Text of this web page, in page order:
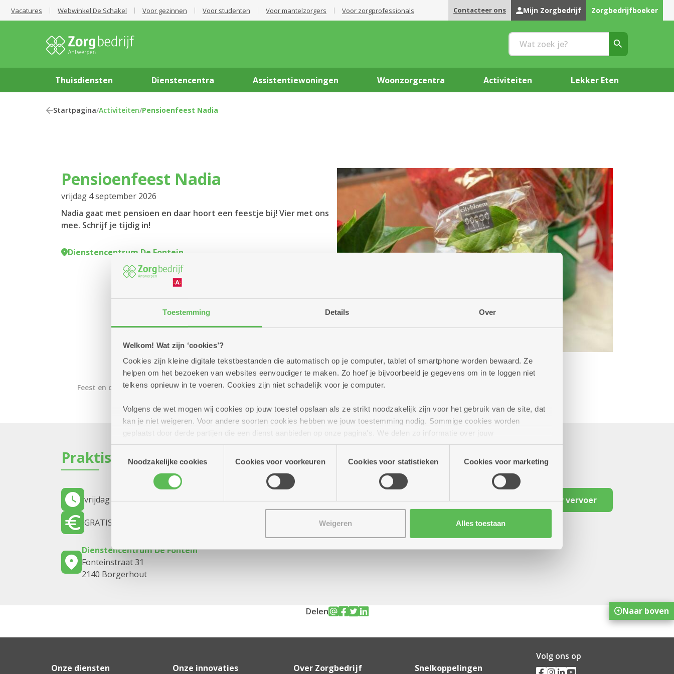
Toestemming Details Over
Welkom! Wat zijn ‘cookies’?
Cookies zijn kleine digitale tekstbestanden die automatisch op je computer, tablet of smartphone worden bewaard. Ze
helpen om het bezoeken van websites eenvoudiger te maken. Zo hoef je bijvoorbeeld je gegevens om in te loggen niet
telkens opnieuw in te voeren. Cookies zijn niet schadelijk voor je computer.
Volgens de wet mogen wij cookies op jouw toestel opslaan als ze strikt noodzakelijk zijn voor het gebruik van de site, dat
kan je niet weigeren. Voor andere soorten cookies hebben we jouw toestemming nodig. Sommige cookies worden
geplaatst door derde partijen die een dienst aanbieden op onze pagina's. We delen zo informatie over jouw
(geanonimiseerd) gebruik van onze site voor social media, advertenties en analyse. Deze partners kunnen deze gegevens
combineren met andere informatie die je aan hen verstrekte.
Noodzakelijke cookies
Cookies voor voorkeuren Cookies voor statistieken Cookies voor marketing
Weigeren Alles toestaan
Vacatures Webwinkel De Schakel Voor gezinnen Voor studenten Voor mantelzorgers Voor zorgprofessionals Contacteer ons Mijn Zorgbedrijf Zorgbedrijfboeker
Thuisdiensten Dienstencentra Assistentiewoningen Woonzorgcentra Activiteiten Lekker Eten
Startpagina/Activiteiten/Pensioenfeest Nadia
Pensioenfeest Nadia
vrijdag 4 september 2026
Nadia gaat met pensioen en daar hoort een feestje bij! Vier met ons
mee. Schrijf je tijdig in!
Dienstencentrum De Fontein
Feest en dans
Praktisch
vrijdag 4 september 202614.30 uur tot 17.00 uur
GRATIS - INSCHRIJVEN VERPLICHT
Reserveer vervoer
Dienstencentrum De Fontein
Fonteinstraat 31
2140 Borgerhout
Delen
Onze diensten Onze innovaties
Over Zorgbedrijf
Snelkoppelingen
Volg ons op
Naar boven